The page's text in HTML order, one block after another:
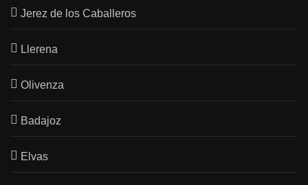
Jerez de los Caballeros
Llerena
Olivenza
Badajoz
Elvas